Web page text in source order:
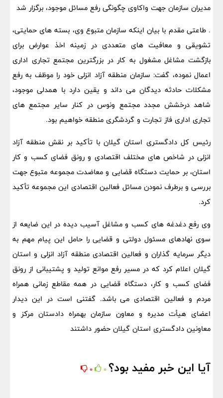
مدیران سازمان جهت واکاوی چگونگی رفع مسائل موجود، برگزار شد
. طاعتی مقدم با بیان اینکه سازمان متبوع وی، بسته های حمایتی،
تشویقی و معافیت های متعددی در زمینه اخذ عوارض برای
بازگشت مشاغل مشغول به کار در بزرگترین مجتمع تجاری اداری
اعمال نموده، گفت: سازمان منطقه آزاد انزلی خود را موظف به رفع
مشکلات حادثه دیدگان می داند و یقین دارد با همدلی موجود،
شاهد درخشش مجدد مجتمع ونوس در کنار سایر مجتمع های
تجاری اداری فاز تجارت و گردشگری منطقه خواهیم بود.
رئیس کل دادگستری استان گیلان با تأکید بر نقش منطقه آزاد
انزلی در شاخص های مختلف اقتصادی و رونق فضای کسب و کار
استان، بر حمایت دستگاه قضایی و معاضدت مجموعه متبوع جهت
بررسی و برطرف نمودن مسائل فعالین اقتصادی این مجموعه تأکید
کرد.
وی رفع دغدغه های کسب و مشاغل آسیب دیده در این ضایعه از
سوی نهادهای مسئول دولتی و قضایی را حامل این پیام مهم به
دیگر سرمایه گذاران و فعالین اقتصادی منطقه آزاد انزلی و استان
گیلان اعلام کرد که در مسیر رفع موانع تولید و پشتیبانی از رونق
فضای کسب و کار، دستگاه قضایی در همه مقاطع زمانی همراه
مردم و فعالین اقتصادی می باشد. گفتنی است در این دیدار
اعضای هیأت مدیره و معاون سازمان بهمراه دادستان مرکز و
معاونین دادگستری استان گیلان حضور داشتند
آیا این خبر مفید بود؟ 0
0